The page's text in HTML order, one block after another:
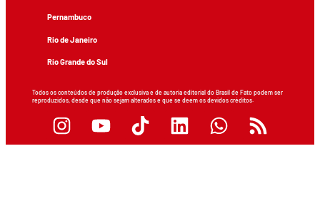
Pernambuco
Rio de Janeiro
Rio Grande do Sul
Todos os conteúdos de produção exclusiva e de autoria editorial do Brasil de Fato podem ser
reproduzidos, desde que não sejam alterados e que se deem os devidos créditos.